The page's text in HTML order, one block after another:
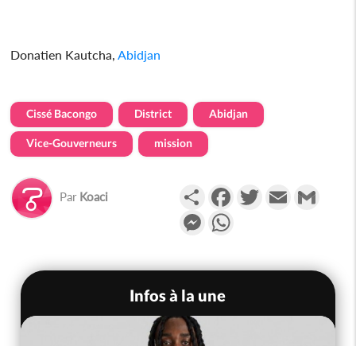
Donatien Kautcha,Abidjan
Cissé Bacongo District Abidjan
Vice-Gouverneurs mission
Par Koaci PartagerFacebookTwitterEmail
Messenger
Infos à la une